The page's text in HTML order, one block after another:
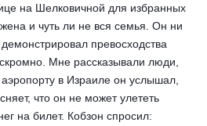
на Шелковичной для избранных
и чуть ли не вся семья. Он ни
превосходства
Мне рассказывали люди,
в Израиле он услышал,
что он не может улететь
на билет. Кобзон спросил: